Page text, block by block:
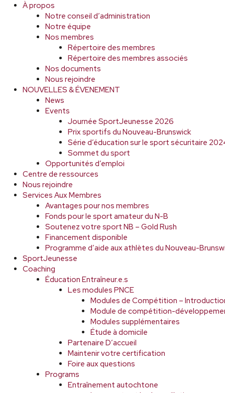
À propos
Notre conseil d’administration
Notre équipe
Nos membres
Répertoire des membres
Répertoire des membres associés
Nos documents
Nous rejoindre
NOUVELLES & ÉVENEMENT
News
Events
Journée SportJeunesse 2026
Prix sportifs du Nouveau-Brunswick
Série d’éducation sur le sport sécuritaire
Sommet du sport
Opportunités d’emploi
Centre de ressources
Nous rejoindre
Services Aux Membres
Avantages pour nos membres
Fonds pour le sport amateur du N-B
Soutenez votre sport NB – Gold Rush
Financement disponible
Programme d’aide aux athlètes du Nouveau-
SportJeunesse
Coaching
Éducation Entraîneur.e.s
Les modules PNCE
Modules de Compétition –
Module de compétition-
Modules supplémentaires
Étude à domicile
Partenaire D’accueil
Maintenir votre certification
Foire aux questions
Programs
Entraînement autochtone